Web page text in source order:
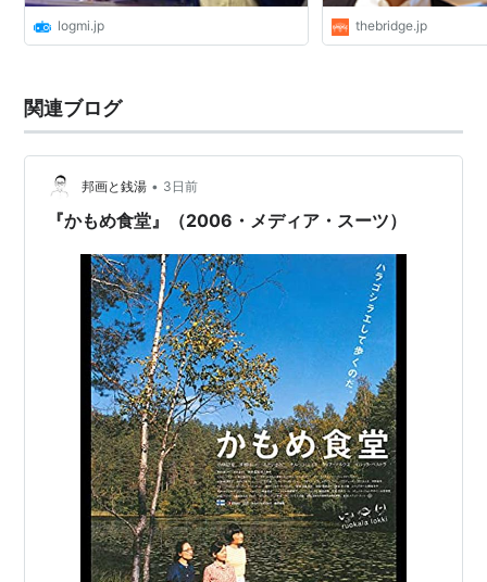
logmi.jp thebridge.jp
関連ブログ
邦画と銭湯 • 3日前
『かもめ食堂』（2006・メディア・スーツ）